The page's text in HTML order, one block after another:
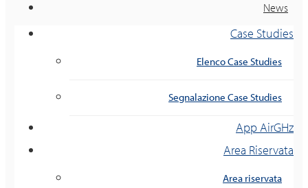
News
Case Studies
Elenco Case Studies
Segnalazione Case Studies
App AirGHz
Area Riservata
Area riservata